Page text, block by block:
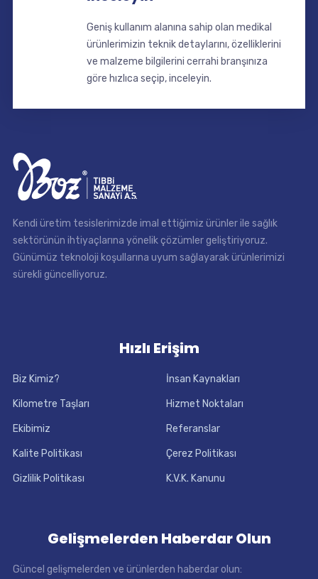
Geniş kullanım alanına sahip olan medikal
ürünlerimizin teknik detaylarını, özelliklerini
ve malzeme bilgilerini cerrahi branşınıza
göre hızlıca seçip, inceleyin.
Kendi üretim tesislerimizde imal ettiğimiz ürünler ile sağlık
sektörünün ihtiyaçlarına yönelik çözümler geliştiriyoruz.
Günümüz teknoloji koşullarına uyum sağlayarak ürünlerimizi
sürekli güncelliyoruz.
Hızlı Erişim
Biz Kimiz? İnsan Kaynakları
Kilometre Taşları Hizmet Noktaları
Ekibimiz Referanslar
Kalite Politikası Çerez Politikası
Gizlilik Politikası K.V.K. Kanunu
Gelişmelerden Haberdar Olun
Güncel gelişmelerden ve ürünlerden haberdar olun: